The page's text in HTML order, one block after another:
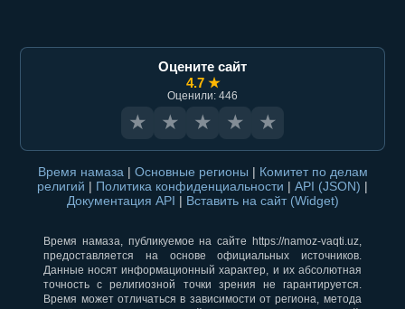
Оцените сайт
4.7 ★
Оценили: 446
★ ★ ★ ★ ★
Время намаза | Основные регионы | Комитет по делам
религий | Политика конфиденциальности | API (JSON) |
Документация API | Вставить на сайт (Widget)
Время намаза, публикуемое на сайте https://namoz-vaqti.uz,
предоставляется на основе официальных источников.
Данные носят информационный характер, и их абсолютная
точность с религиозной точки зрения не гарантируется.
Время может отличаться в зависимости от региона, метода